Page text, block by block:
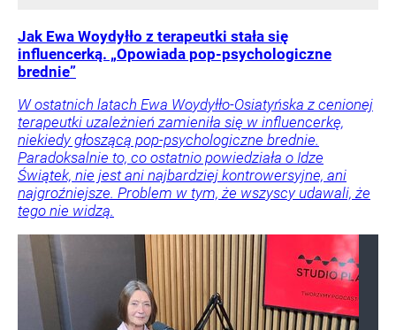
Jak Ewa Woydyłło z terapeutki stała się
influencerką. „Opowiada pop-psychologiczne
brednie”
W ostatnich latach Ewa Woydyłło-Osiatyńska z cenionej
terapeutki uzależnień zamieniła się w influencerkę,
niekiedy głoszącą pop-psychologiczne brednie.
Paradoksalnie to, co ostatnio powiedziała o Idze
Świątek, nie jest ani najbardziej kontrowersyjne, ani
najgroźniejsze. Problem w tym, że wszyscy udawali, że
tego nie widzą.